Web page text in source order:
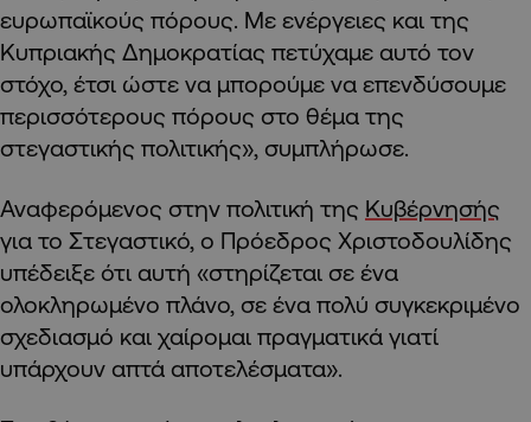
ευρωπαϊκούς πόρους. Με ενέργειες και της
Κυπριακής Δημοκρατίας πετύχαμε αυτό τον
στόχο, έτσι ώστε να μπορούμε να επενδύσουμε
περισσότερους πόρους στο θέμα της
στεγαστικής πολιτικής», συμπλήρωσε.
Αναφερόμενος στην πολιτική της Κυβέρνησής
για το Στεγαστικό, ο Πρόεδρος Χριστοδουλίδης
υπέδειξε ότι αυτή «στηρίζεται σε ένα
ολοκληρωμένο πλάνο, σε ένα πολύ συγκεκριμένο
σχεδιασμό και χαίρομαι πραγματικά γιατί
υπάρχουν απτά αποτελέσματα».